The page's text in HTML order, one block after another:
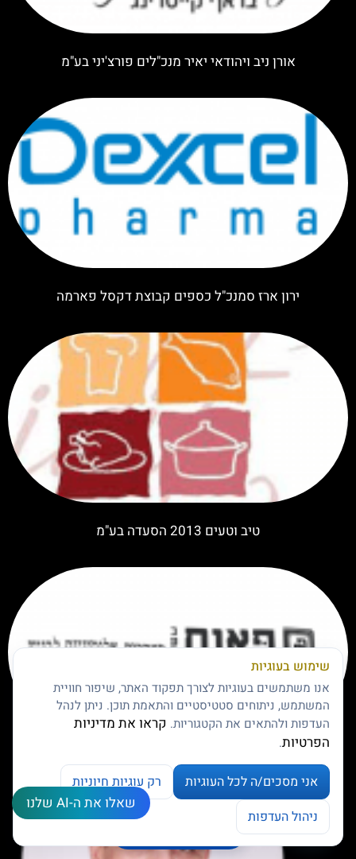
אורן ניב ויהודאי יאיר מנכ"לים פורצ'יני בע"מ
ירון ארז סמנכ"ל כספים קבוצת דקסל פארמה
טיב וטעים 2013 הסעדה בע"מ
פאנת, מערכות אלומיניום לבניין בע"מ
שאלו את ה-AI שלנו
שימוש בעוגיות
אנו משתמשים בעוגיות לצורך תפקוד האתר, שיפור חוויית
המשתמש, ניתוחים סטטיסטיים והתאמת תוכן. ניתן לנהל
העדפות ולהתאים את הקטגוריות. קראו את מדיניות
הפרטיות.
אני מסכים/ה לכל העוגיות
רק עוגיות חיוניות
ניהול העדפות
צרו קשר
Open chaty